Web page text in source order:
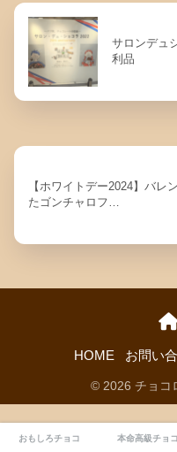
サロンデュ
利品
【ホワイトデー2024】バレ
たゴンチャロフ…
HOME お問い
© 2026 チョコ
おもしろチョコ 本命高級チョコ